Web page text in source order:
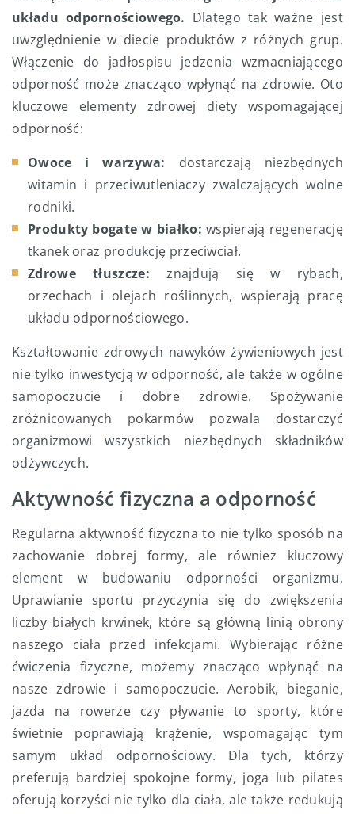
układu odpornościowego. Dlatego tak ważne jest
uwzględnienie w diecie produktów z różnych grup.
Włączenie do jadłospisu jedzenia wzmacniającego
odporność może znacząco wpłynąć na zdrowie. Oto
kluczowe elementy zdrowej diety wspomagającej
odporność:
Owoce i warzywa: dostarczają niezbędnych
witamin i przeciwutleniaczy zwalczających wolne
rodniki.
Produkty bogate w białko: wspierają regenerację
tkanek oraz produkcję przeciwciał.
Zdrowe tłuszcze: znajdują się w rybach,
orzechach i olejach roślinnych, wspierają pracę
układu odpornościowego.
Kształtowanie zdrowych nawyków żywieniowych jest
nie tylko inwestycją w odporność, ale także w ogólne
samopoczucie i dobre zdrowie. Spożywanie
zróżnicowanych pokarmów pozwala dostarczyć
organizmowi wszystkich niezbędnych składników
odżywczych.
Aktywność fizyczna a odporność
Regularna aktywność fizyczna to nie tylko sposób na
zachowanie dobrej formy, ale również kluczowy
element w budowaniu odporności organizmu.
Uprawianie sportu przyczynia się do zwiększenia
liczby białych krwinek, które są główną linią obrony
naszego ciała przed infekcjami. Wybierając różne
ćwiczenia fizyczne, możemy znacząco wpłynąć na
nasze zdrowie i samopoczucie. Aerobik, bieganie,
jazda na rowerze czy pływanie to sporty, które
świetnie poprawiają krążenie, wspomagając tym
samym układ odpornościowy. Dla tych, którzy
preferują bardziej spokojne formy, joga lub pilates
oferują korzyści nie tylko dla ciała, ale także redukują